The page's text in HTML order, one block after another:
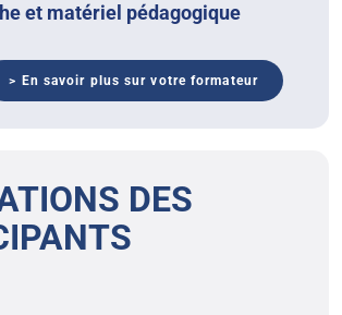
et matériel pédagogique
> En savoir plus sur votre formateur
DES